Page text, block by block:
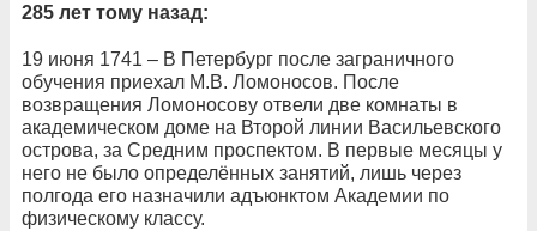
285 лет тому назад:
19 июня 1741 – В Петербург после заграничного
обучения приехал М.В. Ломоносов. После
возвращения Ломоносову отвели две комнаты в
академическом доме на Второй линии Васильевского
острова, за Средним проспектом. В первые месяцы у
него не было определённых занятий, лишь через
полгода его назначили адъюнктом Академии по
физическому классу.